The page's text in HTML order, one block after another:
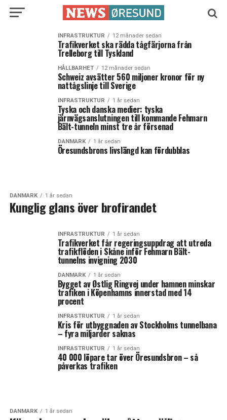
INFRASTRUKTUR 12 månader sedan
Trafikverket ska rädda tågfärjorna från
Trelleborg till Tyskland
HÅLLBARHET 12 månader sedan
Schweiz avsätter 560 miljoner kronor för ny
nattågslinje till Sverige
INFRASTRUKTUR 1 år sedan
Tyska och danska medier: tyska
järnvägsanslutningen till kommande Fehmarn
Bält-tunneln minst tre år försenad
DANMARK 1 år sedan
Öresundsbrons livslängd kan fördubblas
DANMARK 1 år sedan
Kunglig glans över brofirandet
INFRASTRUKTUR 1 år sedan
Trafikverket får regeringsuppdrag att utreda
trafikflöden i Skåne inför Fehmarn Bält-
tunnelns invigning 2030
DANMARK 1 år sedan
Bygget av Østlig Ringvej under hamnen minskar
trafiken i Köpenhamns innerstad med 14
procent
INFRASTRUKTUR 1 år sedan
Kris för utbyggnaden av Stockholms tunnelbana
– fyra miljarder saknas
INFRASTRUKTUR 1 år sedan
40 000 löpare tar över Öresundsbron – så
påverkas trafiken
DANMARK 1 år sedan